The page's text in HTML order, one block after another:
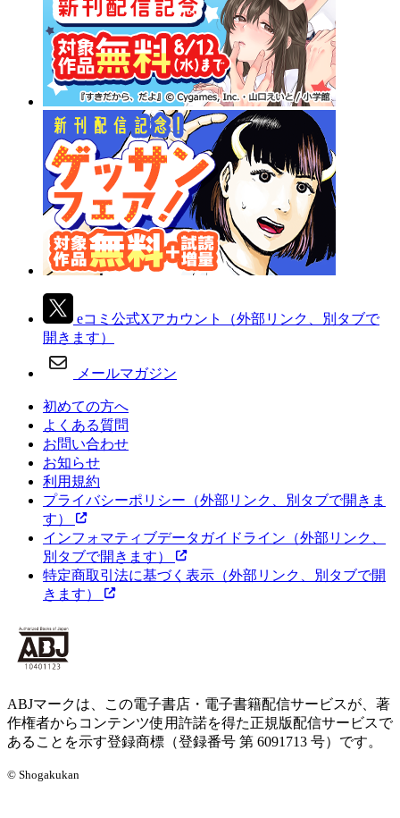
eコミ公式Xアカウント
（外部リンク、別タブで
開きます）
メールマガジン
初めての方へ
よくある質問
お問い合わせ
お知らせ
利用規約
プライバシーポリシー （外部リンク、別タブで開きま
す）
インフォマティブデータガイドライン （外部リンク、
別タブで開きます）
特定商取引法に基づく表示 （外部リンク、別タブで開
きます）
ABJマークは、この電子書店・電子書籍配信サービスが、著
作権者からコンテンツ使用許諾を得た正規版配信サービスで
あることを示す登録商標（登録番号 第 6091713 号）です。
© Shogakukan